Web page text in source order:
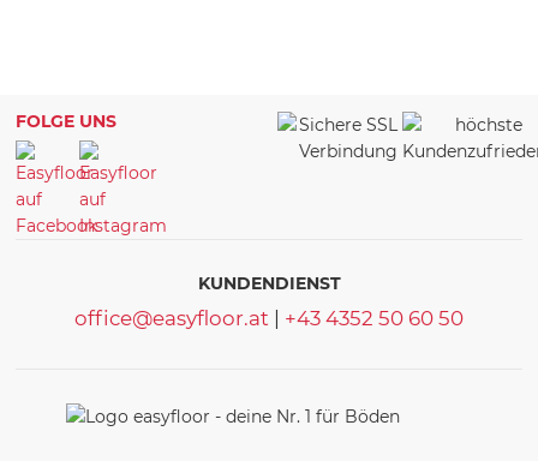
FOLGE UNS
KUNDENDIENST
office@easyfloor.at | +43 4352 50 60 50